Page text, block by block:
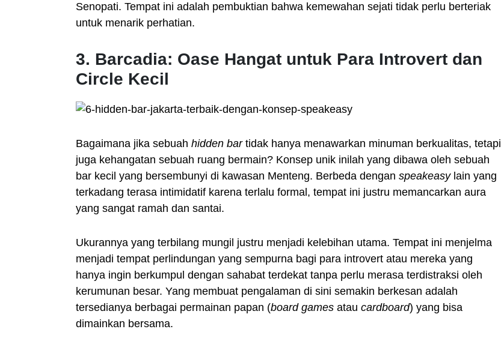
Senopati. Tempat ini adalah pembuktian bahwa kemewahan sejati tidak perlu berteriak
untuk menarik perhatian.
3. Barcadia: Oase Hangat untuk Para Introvert dan
Circle Kecil
Bagaimana jika sebuah hidden bartidak hanya menawarkan minuman berkualitas, tetapi
juga kehangatan sebuah ruang bermain? Konsep unik inilah yang dibawa oleh sebuah
bar kecil yang bersembunyi di kawasan Menteng. Berbeda dengan speakeasylain yang
terkadang terasa intimidatif karena terlalu formal, tempat ini justru memancarkan aura
yang sangat ramah dan santai.
Ukurannya yang terbilang mungil justru menjadi kelebihan utama. Tempat ini menjelma
menjadi tempat perlindungan yang sempurna bagi para introvert atau mereka yang
hanya ingin berkumpul dengan sahabat terdekat tanpa perlu merasa terdistraksi oleh
kerumunan besar. Yang membuat pengalaman di sini semakin berkesan adalah
tersedianya berbagai permainan papan (board games atau cardboard) yang bisa
dimainkan bersama.